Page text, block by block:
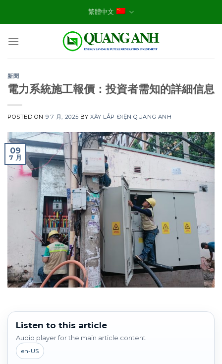
繁體中文
新聞
電力系統施工報價：投資者需知的詳細信息
POSTED ON 9 7 月, 2025 BYXÂY LẮP ĐIỆN QUANG ANH
09
7 月
Listen to this article
Audio player for the main article content
en-US